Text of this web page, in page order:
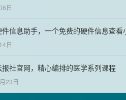
日
信息助手，一个免费的硬件信息查看
日
社官网，精心编排的医学系列课程
23日